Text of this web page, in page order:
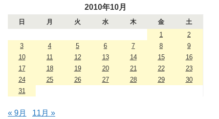
2010年10月
日 月 火 水 木 金
土
1
2
3
4 5 6 7 8
9
10
11 12 13 14 15
16
17
18 19 20 21 22
23
24
25 26 27 28 29
30
31
« 9月 11月 »